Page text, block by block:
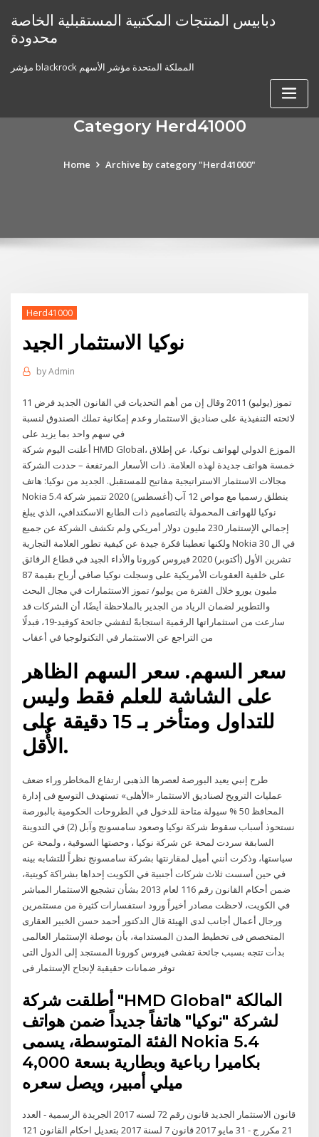
content
دبابيس المنتجات المكتبية المستقبلية الخاصة
محدودة
مؤشر blackrock المملكة المتحدة مؤشر الأسهم
Category Herd41000
Home Archive by category "Herd41000"
Herd41000
نوكيا الاستثمار الجيد
byAdmin
11 تموز (يوليو) 2011 وقال إن من أهم التحديات في القانون الجديد فرض
لائحته التنفيذية على صناديق الاستثمار وعدم إمكانية تملك الصندوق لنسبة
أعلنت اليوم شركة HMD Global، الموزع الدولي لهواتف نوكيا، عن إطلاق
خمسة هواتف جديدة لهذه العلامة. ذات الأسعار المرتفعة – حددت الشركة
مجالات الاستثمار الاستراتيجية مفاتيح للمستقبل. الجديد من نوكيا: هاتف
Nokia 5.4 ينطلق رسميا مع مواص 12 آب (أغسطس) 2020 تتميز شركة
نوكيا للهواتف المحمولة بالتصاميم ذات الطابع الاسكندافي، الذي يبلغ
إجمالي الإستثمار 230 مليون دولار أمريكي ولم تكشف الشركة عن جميع
ولكنها تعطينا فكرة جيدة عن كيفية تطور العلامة التجارية Nokia في ال 30
تشرين الأول (أكتوبر) 2020 فيروس كورونا والأداء الجيد في قطاع الرقائق
على خلفية العقوبات الأمريكية على وسجلت نوكيا صافي أرباح بقيمة 87
مليون يورو خلال الفترة من يوليو/ تموز الاستثمارات في مجال البحث
والتطوير لضمان الرياد من الجدير بالملاحظة أيضًا، أن الشركات قد
سارعت من استثماراتها الرقمية استجابةً لتفشي جائحة كوفيد-19، فبدلًا
سعر السهم. سعر السهم الظاهر
على الشاشة للعلم فقط وليس
للتداول ومتأخر بـ 15 دقيقة على
الأٌقل.
طرح إنبي يعيد البورصة لعصرها الذهبى ارتفاع المخاطر وراء ضعف
عمليات الترويح لصناديق الاستثمار «الأهلى» تستهدف التوسع فى إدارة
المحافظ 50 % سيولة متاحة للدخول في الطروحات الحكومية بالبورصة
نستحوذ أسباب سقوط شركة نوكيا وصعود سامسونج وآبل (2) في التدوينة
السابقة سردت لمحة عن شركة نوكيا ، وحصتها السوقية ، ولمحة عن
سياستها، وذكرت أنني أميل لمقارنتها بشركة سامسونج نظراً للتشابه بينه
في حين أسست ثلاث شركات أجنبية في الكويت إحداها بشراكة كويتية،
ضمن أحكام القانون رقم 116 لعام 2013 بشأن تشجيع الاستثمار المباشر
في الكويت، لاحظت مصادر أخيراً ورود استفسارات كثيرة من مستثمرين
ورجال أعمال أجانب لدى الهيئة قال الدكتور أحمد حسن الخبير العقارى
المتخصص فى تخطيط المدن المستدامة، بأن بوصلة الإستثمار العالمى
بدأت تتجه بسبب جائحة تفشى فيروس كورونا المستجد إلى الدول التى
توفر ضمانات حقيقية لإنجاح الإستثمار فى
أطلقت شركة "HMD Global" المالكة
لشركة "نوكيا" هاتفاً جديداً ضمن هواتف
الفئة المتوسطة، يسمى Nokia 5.4
بكاميرا رباعية وبطارية بسعة 4,000
قانون الاستثمار الجديد قانون رقم 72 لسنه 2017 الجريدة الرسمية - العدد
21 مكرر ج - 31 مايو 2017 قانون 7 لسنة 2017 بتعديل احكام القانون 121